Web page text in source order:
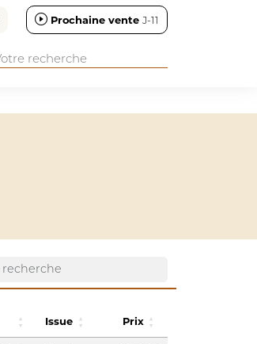
Prochaine vente J-11
Issue Prix